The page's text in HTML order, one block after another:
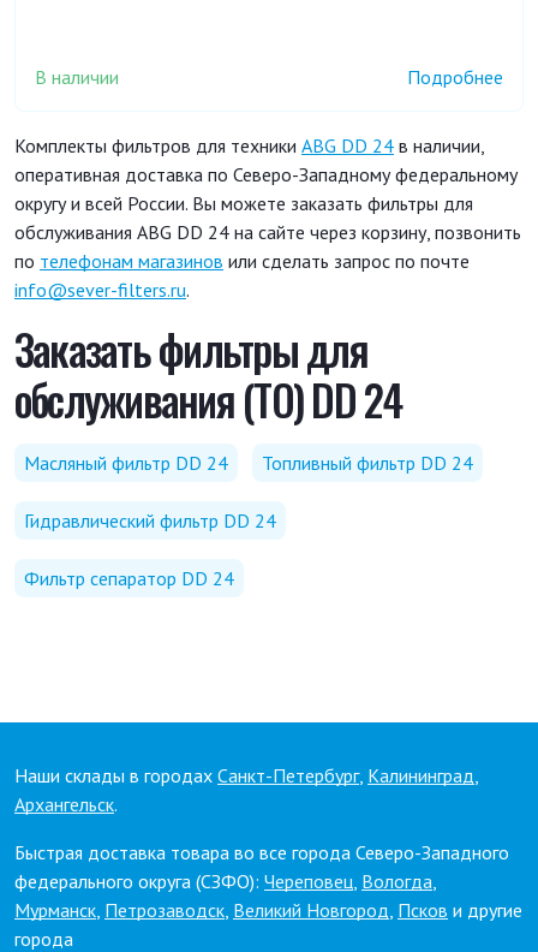
В наличии Подробнее
Комплекты фильтров для техники ABG DD 24 в наличии,
оперативная доставка по Северо-Западному федеральному
округу и всей России. Вы можете заказать фильтры для
обслуживания ABG DD 24 на сайте через корзину, позвонить
по телефонам магазинов или сделать запрос по почте
info@sever-filters.ru.
Заказать фильтры для
обслуживания (ТО) DD 24
Масляный фильтр DD 24 Топливный фильтр DD 24
Гидравлический фильтр DD 24
Фильтр сепаратор DD 24
Наши склады в городах Санкт-Петербург, Калининград,
Архангельск.
Быстрая доставка товара во все города Северо-Западного
федерального округа (СЗФО): Череповец, Вологда,
Мурманск, Петрозаводск, Великий Новгород, Псков и другие
города